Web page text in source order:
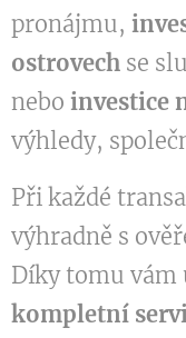
pronájmu,
ostrovech se
nebo investice
výhledy,
Při každé
výhradně s
Díky tomu vám
kompletní